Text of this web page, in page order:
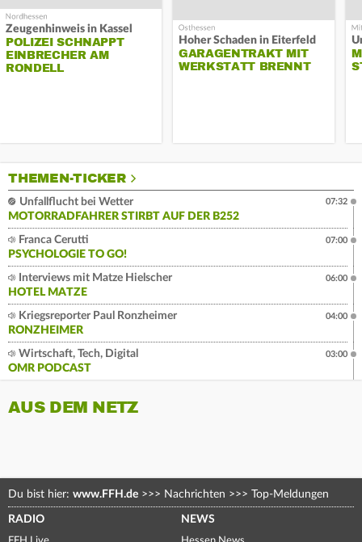
Zeugenhinweis in Kassel
POLIZEI SCHNAPPT
EINBRECHER AM
RONDELL
Hoher Schaden in Eiterfeld
GARAGENTRAKT MIT
WERKSTATT BRENNT
THEMEN-TICKER
Unfallflucht bei Wetter
MOTORRADFAHRER STIRBT AUF DER B252
07:32
Franca Cerutti
PSYCHOLOGIE TO GO!
07:00
Interviews mit Matze Hielscher
HOTEL MATZE
06:00
Kriegsreporter Paul Ronzheimer
RONZHEIMER
04:00
Wirtschaft, Tech, Digital
OMR PODCAST
03:00
AUS DEM NETZ
Du bist hier: www.FFH.de >>> Nachrichten >>> Top-Meldungen
RADIO NEWS